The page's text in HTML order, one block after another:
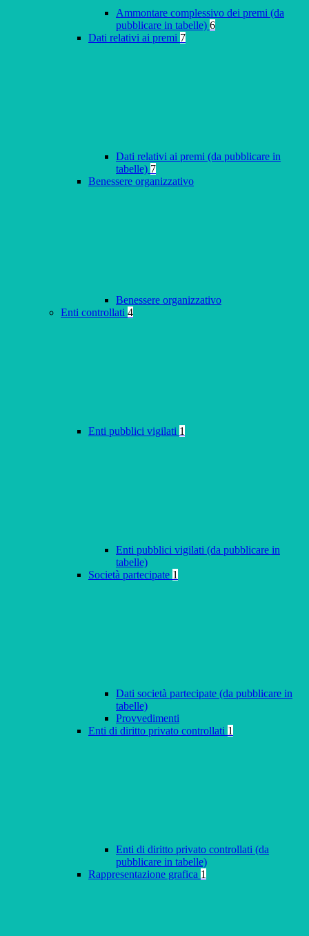
Ammontare complessivo dei premi (da
pubblicare in tabelle) 6
Dati relativi ai premi 7
Dati relativi ai premi (da pubblicare in
tabelle) 7
Benessere organizzativo
Benessere organizzativo
Enti controllati 4
Enti pubblici vigilati 1
Enti pubblici vigilati (da pubblicare in
tabelle)
Società partecipate 1
Dati società partecipate (da pubblicare in
tabelle)
Provvedimenti
Enti di diritto privato controllati 1
Enti di diritto privato controllati (da
pubblicare in tabelle)
Rappresentazione grafica 1